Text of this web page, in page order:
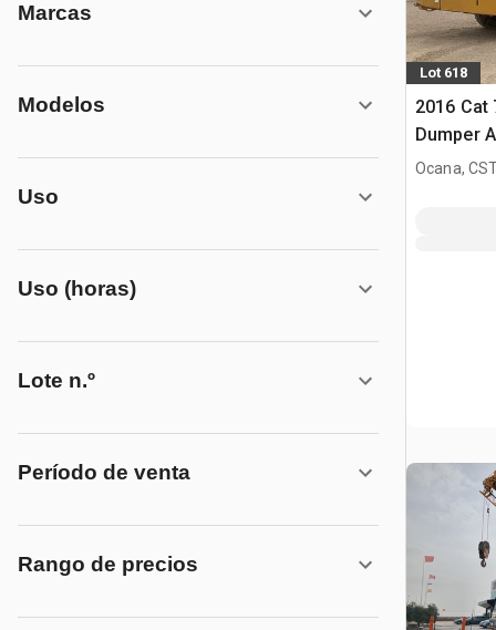
Marcas
Modelos
Uso
Uso (horas)
Lote n.º
Período de venta
Rango de precios
Lot 618
2016 Cat
Dumper
Ocana,